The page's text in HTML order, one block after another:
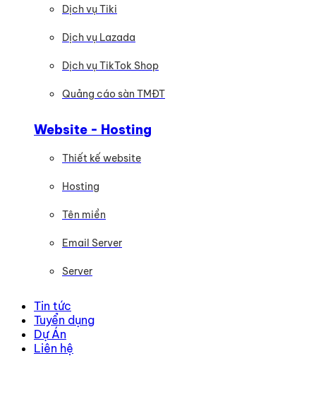
Dịch vụ Tiki
Dịch vụ Lazada
Dịch vụ TikTok Shop
Quảng cáo sàn TMĐT
Website - Hosting
Thiết kế website
Hosting
Tên miền
Email Server
Server
Tin tức
Tuyển dụng
Dự Án
Liên hệ